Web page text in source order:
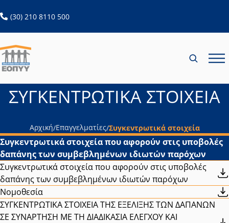
(30) 210 8110 500ανοίγει σε νέα καρτέλα
ΣΥΓΚΕΝΤΡΩΤΙΚΑ ΣΤΟΙΧΕΙΑ
Αρχική/Επαγγελματίες/Συγκεντρωτικά στοιχεία
Συγκεντρωτικά στοιχεία που αφορούν στις υποβολές
δαπάνης των συμβεβλημένων ιδιωτών παρόχων
Συγκεντρωτικά στοιχεία που αφορούν στις υποβολές
δαπάνης των συμβεβλημένων ιδιωτών παρόχων
Νομοθεσία
ΣΥΓΚΕΝΤΡΩΤΙΚΑ ΣΤΟΙΧΕΙΑ ΤΗΣ ΕΞΕΛΙΞΗΣ ΤΩΝ ΔΑΠΑΝΩΝ
ΣΕ ΣΥΝΑΡΤΗΣΗ ΜΕ ΤΗ ΔΙΑΔΙΚΑΣΙΑ ΕΛΕΓΧΟΥ ΚΑΙ